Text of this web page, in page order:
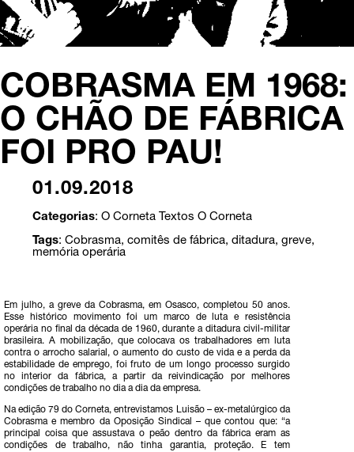
COBRASMA EM 1968:
O CHÃO DE FÁBRICA
FOI PRO PAU!
01.09.2018
Categorias: O Corneta Textos O Corneta
Tags: Cobrasma, comitês de fábrica, ditadura, greve,
memória operária
Em julho, a greve da Cobrasma, em Osasco, completou 50 anos.
Esse histórico movimento foi um marco de luta e resistência
operária no final da década de 1960, durante a ditadura civil-militar
brasileira. A mobilização, que colocava os trabalhadores em luta
contra o arrocho salarial, o aumento do custo de vida e a perda da
estabilidade de emprego, foi fruto de um longo processo surgido
no interior da fábrica, a partir da reivindicação por melhores
condições de trabalho no dia a dia da empresa.
Na edição 79 do Corneta, entrevistamos Luisão – ex-metalúrgico da
Cobrasma e membro da Oposição Sindical – que contou que: “a
principal coisa que assustava o peão dentro da fábrica eram as
condições de trabalho, não tinha garantia, proteção. E tem